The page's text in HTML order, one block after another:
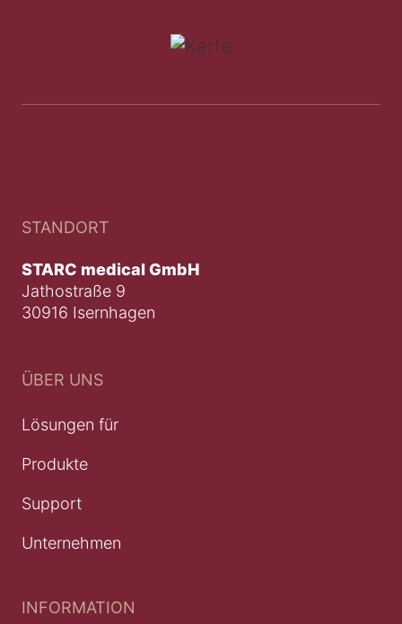
STANDORT
STARC medical GmbH
Jathostraße 9
30916 Isernhagen
ÜBER UNS
Lösungen für
Produkte
Support
Unternehmen
INFORMATION